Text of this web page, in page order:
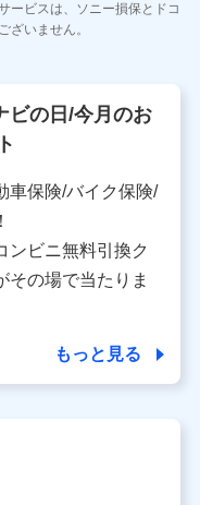
する保険関連サービ
理のため
保険その他に関する
等の委託業務遂行の
当社、株式会社NTT
案内、提供するため
用履歴、ウェブサイ
容等のパーソナルデ
嗜好・傾向に応じた
帯業務を行うため
有する者の名称・住
ービスは、ソニー損保とドコ
ざいません。
ビの日/今月のお
車保険/バイク保険/
ンビニ無料引換ク
その場で当たりま
もっと見る